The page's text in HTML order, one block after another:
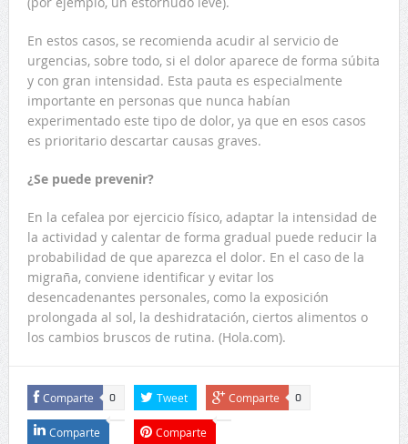
En estos casos, se recomienda acudir al servicio de
urgencias, sobre todo, si el dolor aparece de forma súbita
y con gran intensidad. Esta pauta es especialmente
importante en personas que nunca habían
experimentado este tipo de dolor, ya que en esos casos
es prioritario descartar causas graves.
¿Se puede prevenir?
En la cefalea por ejercicio físico, adaptar la intensidad de
la actividad y calentar de forma gradual puede reducir la
probabilidad de que aparezca el dolor. En el caso de la
migraña, conviene identificar y evitar los
desencadenantes personales, como la exposición
prolongada al sol, la deshidratación, ciertos alimentos o
los cambios bruscos de rutina. (Hola.com).
Comparte 0 Tweet Comparte 0
Comparte Comparte